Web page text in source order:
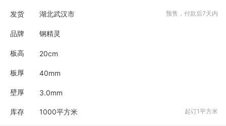
发货 湖北武汉市 预售，付款后7天内
品牌 钢精灵
板高 20cm
板厚 40mm
壁厚 3.0mm
库存 1000平方米 起订1平方米